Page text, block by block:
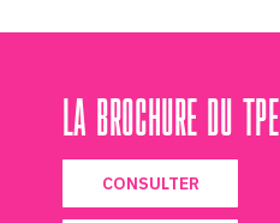
LA BROCHURE DU TPE
CONSULTER